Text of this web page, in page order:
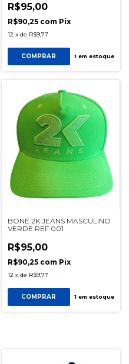
R$95,00
R$90,25 com Pix
12 x de R$9,77
COMPRAR 1 em estoque
BONÉ 2K JEANS MASCULINO
VERDE REF 001
R$95,00
R$90,25 com Pix
12 x de R$9,77
COMPRAR 1 em estoque